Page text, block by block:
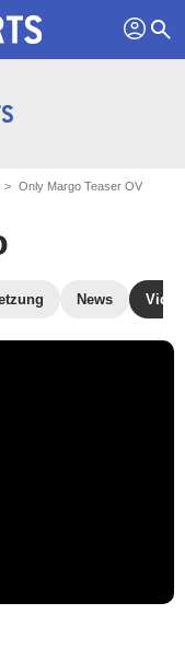
profil search
Only Margo Teaser OV
News